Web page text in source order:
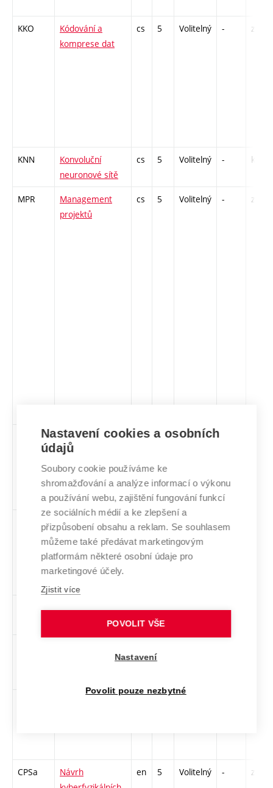
KKO
Kódování a
komprese dat
cs 5 Volitelný - zá,zk
KNN
Konvoluční
neuronové sítě
cs 5 Volitelný - kl
MPR
Management
projektů
cs 5 Volitelný - zá,zk
Manažerská
komunikace a
prezentace
cs,
3 Volitelný
Manažerské
vedení lidí a
řízení času
cs,
Volitelný
tenzorový počet
CPSa
Návrh
en 5 Volitelný - zá,zk
Nastavení cookies a osobních
údajů
Soubory cookie používáme ke
shromažďování a analýze informací o výkonu
a používání webu, zajištění fungování funkcí
ze sociálních médií a ke zlepšení a
přizpůsobení obsahu a reklam. Se souhlasem
můžeme také předávat marketingovým
platformám některé osobní údaje pro
marketingové účely.
Zjistit více
POVOLIT VŠE
Nastavení
Povolit pouze nezbytné